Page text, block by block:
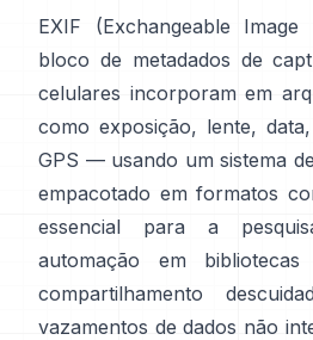
EXIF (Exchangeable
bloco de metadados de
celulares incorporam em
como exposição, lente,
GPS — usando um sistema
empacotado em formatos
essencial para a
automação em
compartilhamento
vazamentos de dados não